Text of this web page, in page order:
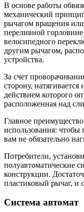
В основе работы
механический
рычагом вращения
переливной
велосипедного
другим рычагом,
устройства.
За счет
сторону,
действием которого
расположенная над
Главное
использования: чтобы
вам не обязательно
Потребители,
полуавтоматические
конструкции.
пластиковый рычаг, и
Система автомат